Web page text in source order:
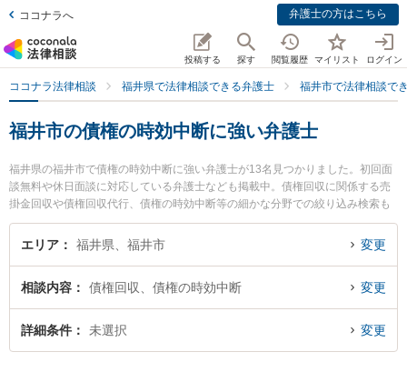
ココナラへ 弁護士の方はこちら
投稿する 探す 閲覧履歴 マイリスト ログイン
ココナラ法律相談 福井県で法律相談できる弁護士 福井市で法律相談で
福井市の債権の時効中断に強い弁護士
福井県の福井市で債権の時効中断に強い弁護士が13名見つかりました。初回面
談無料や休日面談に対応している弁護士なども掲載中。債権回収に関係する売
掛金回収や債権回収代行、債権の時効中断等の細かな分野での絞り込み検索も
でき便利です。特に吉浦・前田法律事務所の吉浦 勝正弁護士や勝見法律事務所
の勝見 泰斗弁護士、剱法律事務所の宮本 崇史弁護士のプロフィール情報や弁護
ラブル解決の実績豊富な近くの弁護士を検索したい』『初回相談無料で債権の
時効中断を法律相談できる福井市内の弁護士に相談予約したい』などでお困り
の相談者さんにおすすめです。
エリア 福井県、福井市 変更
相談内容 債権回収、債権の時効中断 変更
詳細条件 未選択 変更